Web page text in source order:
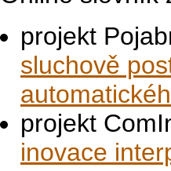
projekt
sluchově
projekt
inovace